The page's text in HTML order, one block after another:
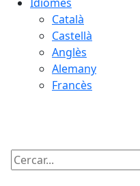
Català
Castellà
Anglès
Alemany
Francès
Cercar: